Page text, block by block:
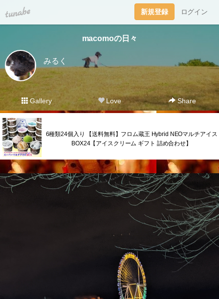
tuna.be 新規登録 ログイン
macomoの日々
みるく
Gallery Love Share
6種類24個入り 【送料無料】フロム蔵王 Hybrid NEOマルチアイス
BOX24【アイスクリーム ギフト 詰め合わせ】